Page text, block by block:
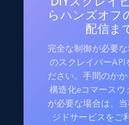
らハンズオフ
配信ま
完全な制御が必要
のスクレイパーAPI
ださい。手間のか
構造化eコマースウ
が必要な場合は、
ジドサービスをご